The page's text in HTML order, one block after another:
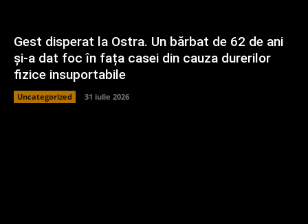
Gest disperat la Ostra. Un bărbat de 62 de ani
și-a dat foc în fața casei din cauza durerilor
fizice insuportabile
Uncategorized 31 iulie 2026